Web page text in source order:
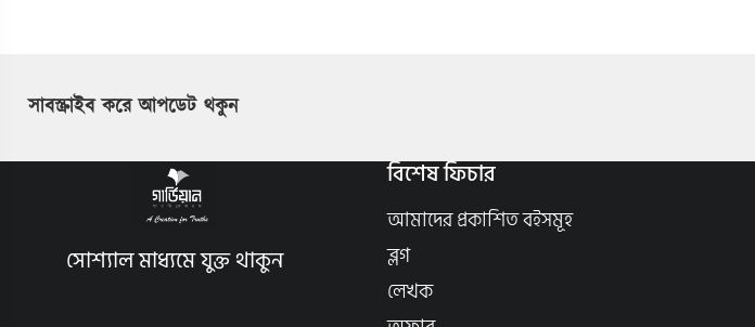
সাবস্ক্রাইব করে আপডেট থকুন
সোশ্যাল মাধ্যমে যুক্ত থাকুন
বিশেষ ফিচার
আমাদের প্রকাশিত বইসমূহ
ব্লগ
লেখক